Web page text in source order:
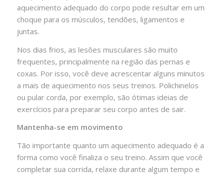
aquecimento adequado do corpo pode resultar em um
choque para os músculos, tendões, ligamentos e
juntas.
Nos dias frios, as lesões musculares são muito
frequentes, principalmente na região das pernas e
coxas. Por isso, você deve acrescentar alguns minutos
a mais de aquecimento nos seus treinos. Polichinelos
ou pular corda, por exemplo, são ótimas ideias de
exercícios para preparar seu corpo antes de sair.
Mantenha-se em movimento
Tão importante quanto um aquecimento adequado é a
forma como você finaliza o seu treino. Assim que você
completar sua corrida, relaxe durante algum tempo e